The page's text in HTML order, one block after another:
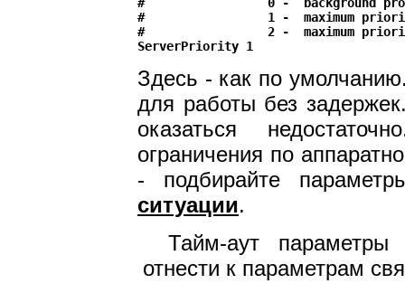
#                 1 -  maximum priority
#                 2 -  maximum
Здесь - как по
для работы без
оказаться
ограничения по
- подбирайте
ситуации.
Тайм-аут
отнести к параметрам